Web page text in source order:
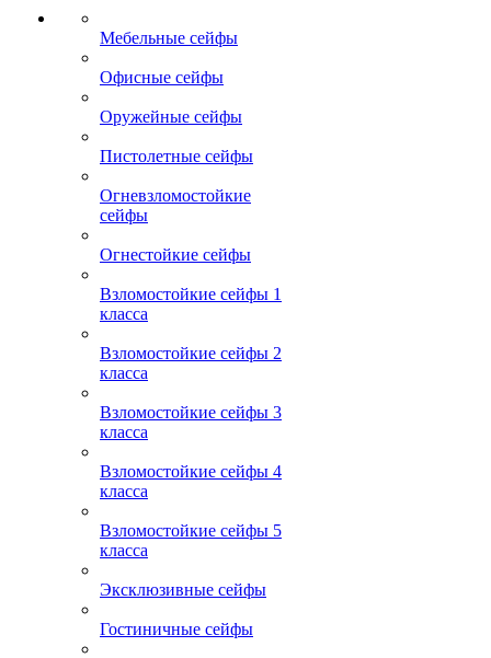
Мебельные сейфы
Офисные сейфы
Оружейные сейфы
Пистолетные сейфы
Огневзломостойкие
сейфы
Огнестойкие сейфы
Взломостойкие сейфы 1
класса
Взломостойкие сейфы 2
класса
Взломостойкие сейфы 3
класса
Взломостойкие сейфы 4
класса
Взломостойкие сейфы 5
класса
Эксклюзивные сейфы
Гостиничные сейфы